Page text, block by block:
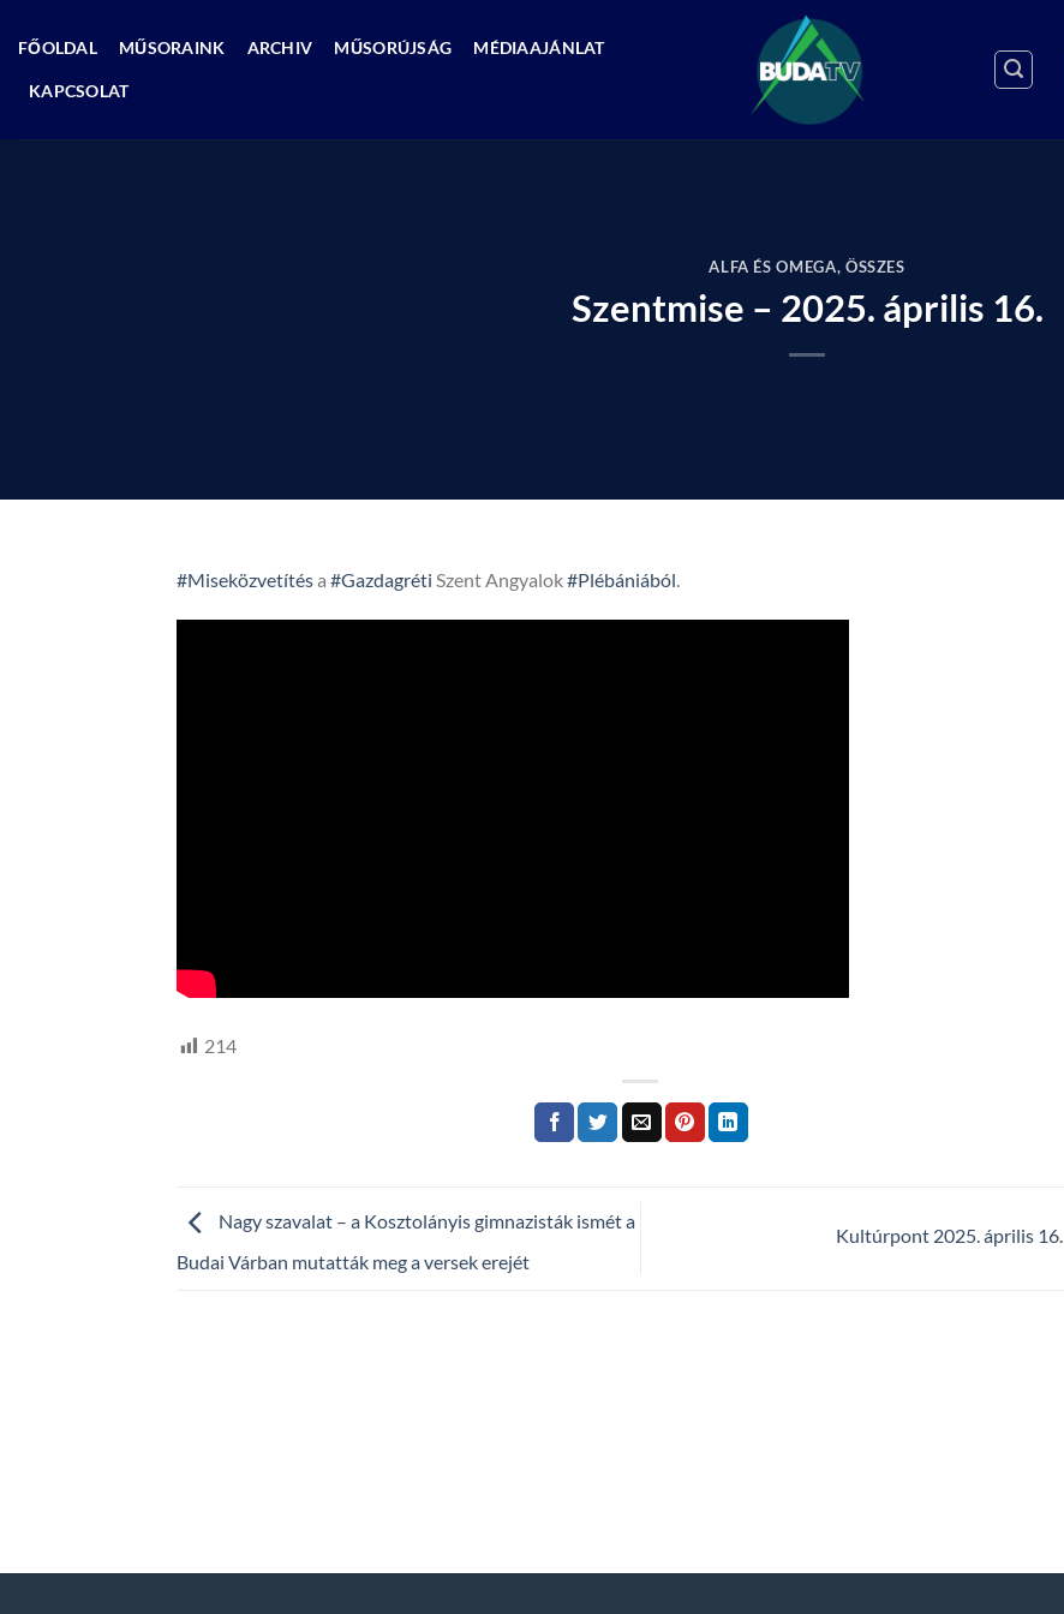
FŐOLDAL MŰSORAINK ARCHIV MŰSORÚJSÁG MÉDIAAJÁNLAT
KAPCSOLAT
ALFA ÉS OMEGA, ÖSSZES
Szentmise – 2025. április 16.
#Miseközvetítésa #Gazdagréti Szent Angyalok#Plébániából.
214
Nagy szavalat – a Kosztolányis gimnazisták ismét a
Budai Várban mutatták meg a versek erejét
Kultúrpont 2025. április 16.